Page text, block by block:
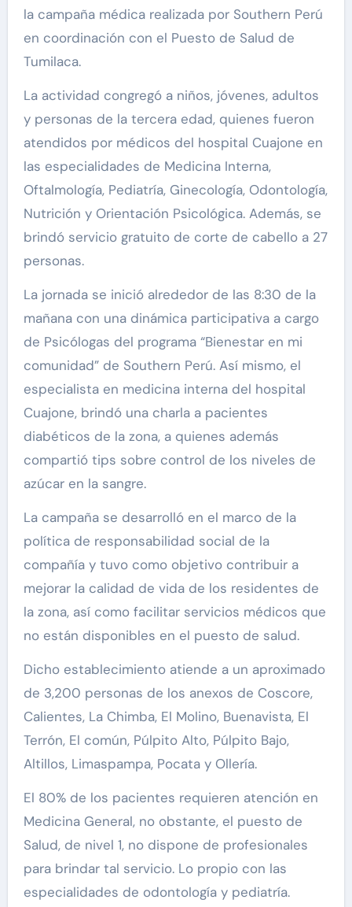
la campaña médica realizada por Southern Perú
en coordinación con el Puesto de Salud de
Tumilaca.
La actividad congregó a niños, jóvenes, adultos
y personas de la tercera edad, quienes fueron
atendidos por médicos del hospital Cuajone en
las especialidades de Medicina Interna,
Oftalmología, Pediatría, Ginecología, Odontología,
Nutrición y Orientación Psicológica. Además, se
brindó servicio gratuito de corte de cabello a 27
personas.
La jornada se inició alrededor de las 8:30 de la
mañana con una dinámica participativa a cargo
de Psicólogas del programa “Bienestar en mi
comunidad” de Southern Perú. Así mismo, el
especialista en medicina interna del hospital
Cuajone, brindó una charla a pacientes
diabéticos de la zona, a quienes además
compartió tips sobre control de los niveles de
azúcar en la sangre.
La campaña se desarrolló en el marco de la
política de responsabilidad social de la
compañía y tuvo como objetivo contribuir a
mejorar la calidad de vida de los residentes de
la zona, así como facilitar servicios médicos que
no están disponibles en el puesto de salud.
Dicho establecimiento atiende a un aproximado
de 3,200 personas de los anexos de Coscore,
Calientes, La Chimba, El Molino, Buenavista, El
Terrón, El común, Púlpito Alto, Púlpito Bajo,
Altillos, Limaspampa, Pocata y Ollería.
El 80% de los pacientes requieren atención en
Medicina General, no obstante, el puesto de
Salud, de nivel 1, no dispone de profesionales
para brindar tal servicio. Lo propio con las
especialidades de odontología y pediatría.